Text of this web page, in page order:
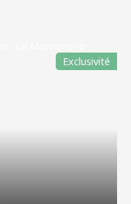
Exclusivité